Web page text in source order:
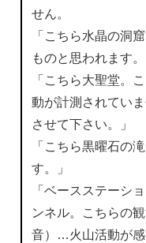
せん。
「こちら水晶の洞
ものと思われます。
「こちら大聖堂。
動が計測されてい
させて下さい。」
「こちら黒曜石の
す。」
「ベースステーシ
ンネル。こちらの
音）…火山活動が感